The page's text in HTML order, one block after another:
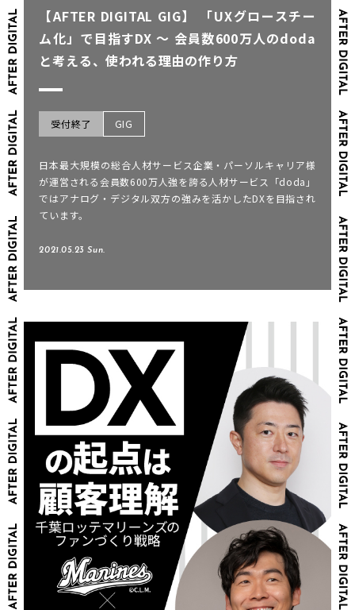
【AFTER DIGITAL GIG】 「UXグロースチー
ム化」で目指すDX ～ 会員数600万人のdoda
と考える、使われる理由の作り方
受付終了 GIG
日本最大規模の総合人材サービス企業・パーソルキャリア様
が運営される会員数600万人強を誇る人材サービス「doda」
ではアナログ・デジタル双方の強みを活かしたDXを目指され
ています。
2021.05.23 Sun.